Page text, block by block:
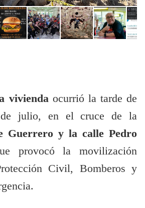
viviendaocurrió la tarde de
julio, en el cruce de la
Guerrero y la calle Pedro
provocó la movilización
Civil, Bomberos y